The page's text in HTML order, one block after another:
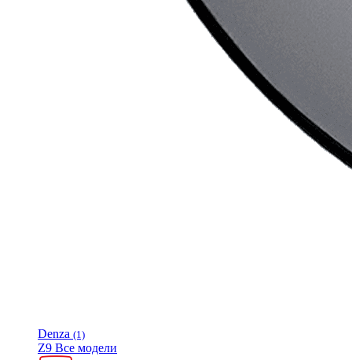
Denza (1)
Z9 Все модели